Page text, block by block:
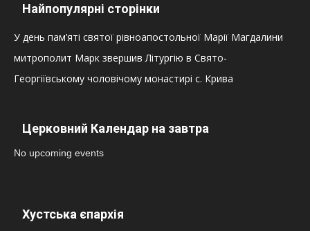
Найпопулярні сторінки
У день пам’яті святої рівноапостольної Марії Магдалини
митрополит Марк звершив Літургію в Свято-
Георгіївському чоловічому монастирі с. Крива
Церковний Календар на завтра
No upcoming events
Хустська єпархія